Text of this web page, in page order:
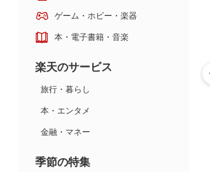
ゲーム・ホビー・楽器
本・電子書籍・音楽
楽天のサービス
旅行・暮らし
本・エンタメ
金融・マネー
季節の特集